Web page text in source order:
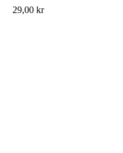
29,00kr